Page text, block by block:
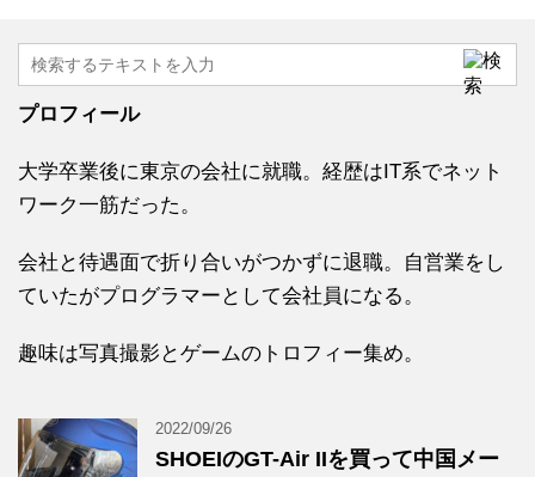
プロフィール
大学卒業後に東京の会社に就職。経歴はIT系でネット
ワーク一筋だった。
会社と待遇面で折り合いがつかずに退職。自営業をし
ていたがプログラマーとして会社員になる。
趣味は写真撮影とゲームのトロフィー集め。
2022/09/26
SHOEIのGT-Air IIを買って中国メー